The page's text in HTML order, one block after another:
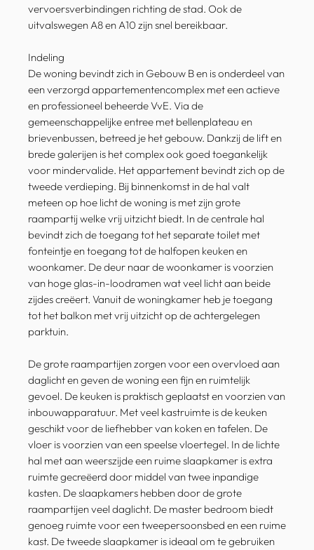
vervoersverbindingen richting de stad. Ook de
uitvalswegen A8 en A10 zijn snel bereikbaar.
Indeling
De woning bevindt zich in Gebouw B en is onderdeel van
een verzorgd appartementencomplex met een actieve
en professioneel beheerde VvE. Via de
gemeenschappelijke entree met bellenplateau en
brievenbussen, betreed je het gebouw. Dankzij de lift en
brede galerijen is het complex ook goed toegankelijk
voor mindervalide. Het appartement bevindt zich op de
tweede verdieping. Bij binnenkomst in de hal valt
meteen op hoe licht de woning is met zijn grote
raampartij welke vrij uitzicht biedt. In de centrale hal
bevindt zich de toegang tot het separate toilet met
fonteintje en toegang tot de halfopen keuken en
woonkamer. De deur naar de woonkamer is voorzien
van hoge glas-in-loodramen wat veel licht aan beide
zijdes creëert. Vanuit de woningkamer heb je toegang
tot het balkon met vrij uitzicht op de achtergelegen
parktuin.
De grote raampartijen zorgen voor een overvloed aan
daglicht en geven de woning een fijn en ruimtelijk
gevoel. De keuken is praktisch geplaatst en voorzien van
inbouwapparatuur. Met veel kastruimte is de keuken
geschikt voor de liefhebber van koken en tafelen. De
vloer is voorzien van een speelse vloertegel. In de lichte
hal met aan weerszijde een ruime slaapkamer is extra
ruimte gecreëerd door middel van twee inpandige
kasten. De slaapkamers hebben door de grote
raampartijen veel daglicht. De master bedroom biedt
genoeg ruimte voor een tweepersoonsbed en een ruime
kast. De tweede slaapkamer is ideaal om te gebruiken